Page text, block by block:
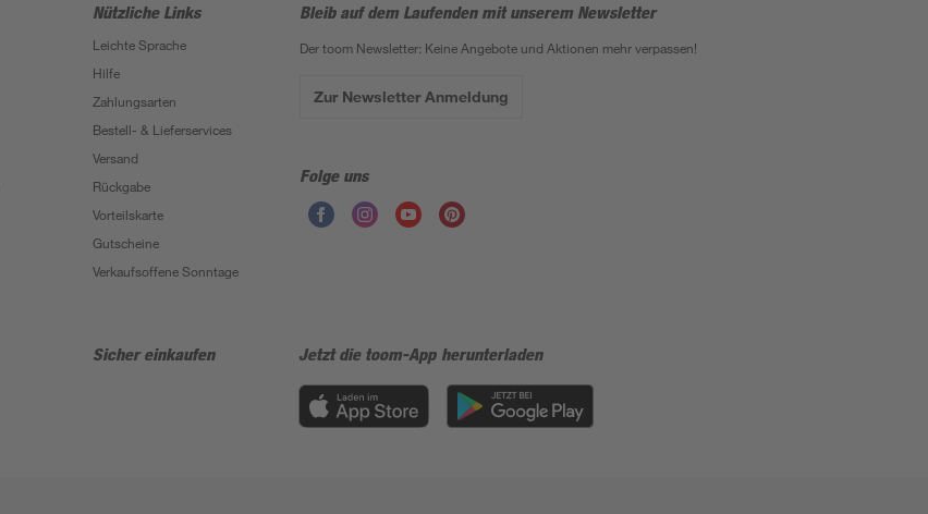
Nützliche Links
Leichte Sprache
Hilfe
Zahlungsarten
Bestell- & Lieferservices
Versand
Rückgabe
Vorteilskarte
Gutscheine
Verkaufsoffene Sonntage
Bleib auf dem Laufenden mit unserem Newsletter
Der toom Newsletter: Keine Angebote und Aktionen mehr verpassen!
Zur Newsletter Anmeldung
Folge uns
Sicher einkaufen Jetzt die toom-App herunterladen